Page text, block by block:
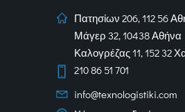
Πατησίων 206, 112 56
Μάγερ 32, 10438 Αθήνα
Καλογρέζας 11, 152 32
210 86 51 701
info@texnologistiki.com